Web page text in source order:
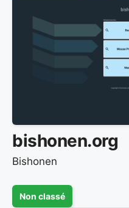
bishonen.org
Bishonen
Non classé